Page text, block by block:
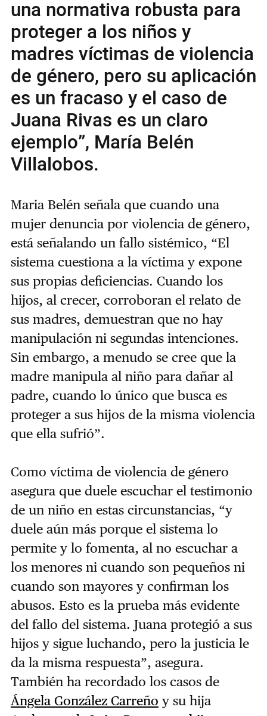
una normativa robusta para
proteger a los niños y
madres víctimas de violencia
de género, pero su aplicación
es un fracaso y el caso de
Juana Rivas es un claro
ejemplo”, María Belén
Villalobos.
Maria Belén señala que cuando una
mujer denuncia por violencia de género,
está señalando un fallo sistémico, “El
sistema cuestiona a la víctima y expone
sus propias deficiencias. Cuando los
hijos, al crecer, corroboran el relato de
sus madres, demuestran que no hay
manipulación ni segundas intenciones.
Sin embargo, a menudo se cree que la
madre manipula al niño para dañar al
padre, cuando lo único que busca es
proteger a sus hijos de la misma violencia
que ella sufrió”.
Como víctima de violencia de género
asegura que duele escuchar el testimonio
de un niño en estas circunstancias, “y
duele aún más porque el sistema lo
permite y lo fomenta, al no escuchar a
los menores ni cuando son pequeños ni
cuando son mayores y confirman los
abusos. Esto es la prueba más evidente
del fallo del sistema. Juana protegió a sus
hijos y sigue luchando, pero la justicia le
da la misma respuesta”, asegura.
También ha recordado los casos de
Ángela González Carreño y su hija